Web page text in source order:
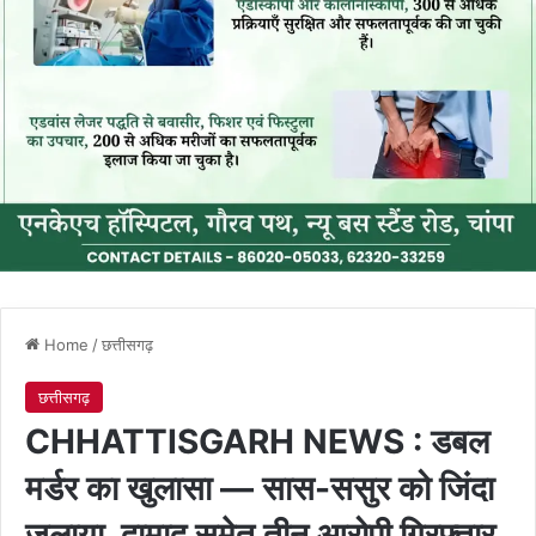
Home /छत्तीसगढ़
छत्तीसगढ़
CHHATTISGARH NEWS : डबल
मर्डर का खुलासा — सास-ससुर को जिंदा